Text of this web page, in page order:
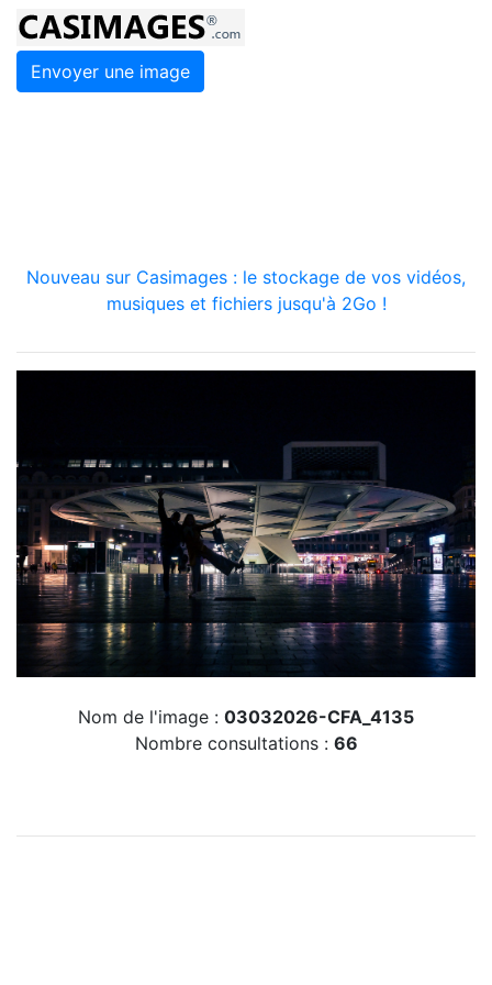
Envoyer une image
Nouveau sur Casimages : le stockage de vos vidéos,
musiques et fichiers jusqu'à 2Go !
Nom de l'image : 03032026-CFA_4135
Nombre consultations : 66